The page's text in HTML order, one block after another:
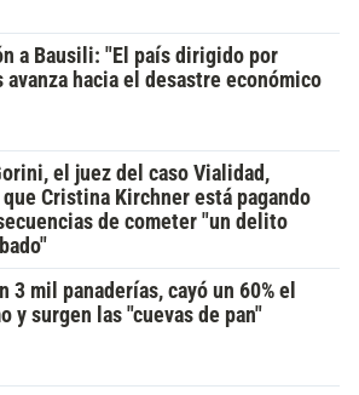
a Bausili: "El país dirigido por
avanza hacia el desastre económico
el juez del caso Vialidad,
Cristina Kirchner está pagando
de cometer "un delito
3 mil panaderías, cayó un 60% el
y surgen las "cuevas de pan"